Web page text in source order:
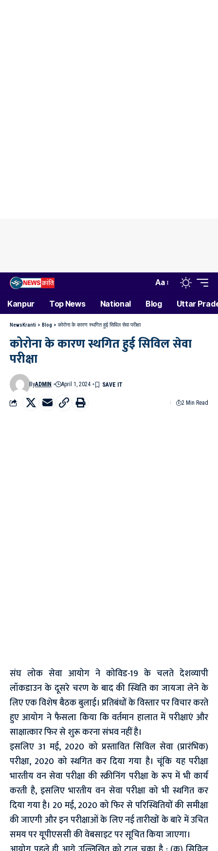
Aa
Kanpur Top News National Blog Uttar
NewsKranti > Blog > कोरोना के कारण स्थगित हुई सिविल सेवा परीक्षा
कोरोना के कारण स्थगित हुई सिविल सेवा
परीक्षा
ByADMIN April 1, 2024
2 Min Read
संघ लोक सेवा आयोग ने कोविड-19 के चलते देशव्यापी
लॉकडाउन के दूसरे चरण के बाद की स्थिति का जायजा लेने के
लिए एक विशेष बैठक बुलाई। प्रतिबंधों के विस्तार पर विचार करते
हुए आयोग ने फैसला किया कि वर्तमान हालात में परीक्षाएं और
साक्षात्कार फिर से शुरू करना संभव नहीं है।
इसलिए 31 मई, 2020 को प्रस्तावित सिविल सेवा (प्रारंभिक)
परीक्षा, 2020 को स्थगित कर दिया गया है। चूंकि यह परीक्षा
भारतीय वन सेवा परीक्षा की स्क्रीनिंग परीक्षा के रूप में भी कार्य
करती है, इसलिए भारतीय वन सेवा परीक्षा को भी स्थगित कर
दिया गया है। 20 मई, 2020 को फिर से परिस्थितियों की समीक्षा
की जाएगी और इन परीक्षाओं के लिए नई तारीखों के बारे में उचित
समय पर यूपीएससी की वेबसाइट पर सूचित किया जाएगा।